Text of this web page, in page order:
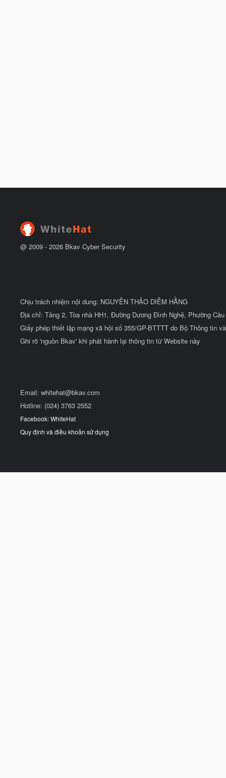
@ 2009 - 2026 Bkav Cyber Security
Chịu trách nhiệm nội dung: NGUYỄN THẢO DIỄM HẰNG
Địa chỉ: Tầng 2, Tòa nhà HH1, Đường Dương Đình Nghệ, Phường
Giấy phép thiết lập mạng xã hội số 355/GP-BTTTT do Bộ Thông tin
Ghi rõ 'nguồn Bkav' khi phát hành lại thông tin từ Website này
Email: whitehat@bkav.com
Hotline: (024) 3763 2552
Facebook: WhiteHat
Quy định và điều khoản sử dụng